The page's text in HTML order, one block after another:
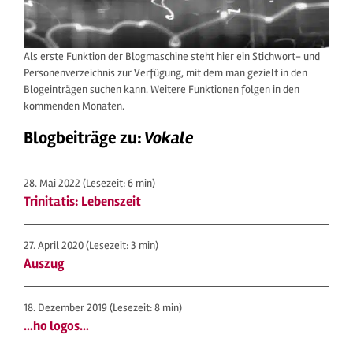
Als erste Funktion der Blogmaschine steht hier ein Stichwort- und
Personenverzeichnis zur Verfügung, mit dem man gezielt in den
Blogeinträgen suchen kann. Weitere Funktionen folgen in den
kommenden Monaten.
Blogbeiträge zu:Vokale
28. Mai 2022 (Lesezeit: 6 min)
Trinitatis: Lebenszeit
27. April 2020(Lesezeit: 3 min)
Auszug
18. Dezember 2019(Lesezeit: 8 min)
…ho logos…